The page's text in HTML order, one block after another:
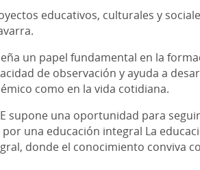
educativos, culturales y
un papel fundamental en la
de observación y ayuda a
como en la vida cotidiana.
supone una oportunidad para
una educación integral La
donde el conocimiento conviva